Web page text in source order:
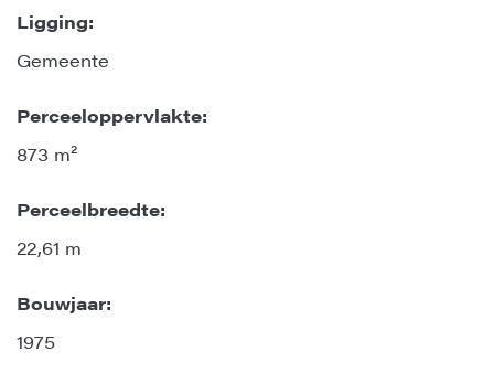
Ligging:
Gemeente
Perceeloppervlakte:
873 m²
Perceelbreedte:
22,61 m
Bouwjaar:
1975